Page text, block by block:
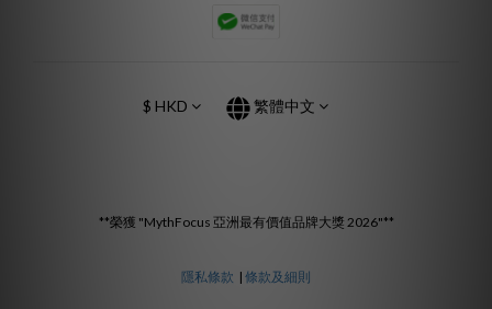
$ HKD 繁體中文
**榮獲 "MythFocus 亞洲最有價值品牌大獎 2026"**
隱私條款 | 條款及細則